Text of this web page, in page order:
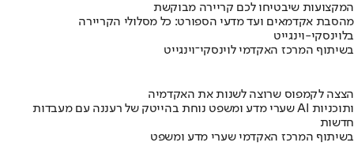
המקצועות שיבטיחו לכם קריירה מבוקשת
מהסבת אקדמאים ועד מדעי הספורט: כל מסלולי הקריירה
בלוינסקי-וינגייט
בשיתוף המרכז האקדמי לוינסקי־וינגייט
הצצה לקמפוס שרוצה לשנות את האקדמיה
שערי מדע ומשפט נוחת בהייטק של רעננה עם מעבדות AI ותוכניות
חדשות
בשיתוף המרכז האקדמי שערי מדע ומשפט